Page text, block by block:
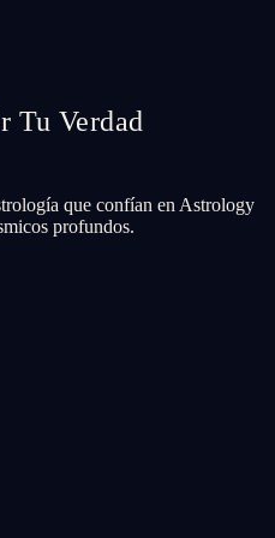
Tu Verdad
que confían en Astrology
profundos.